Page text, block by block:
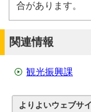
合があります。
関連情報
観光振興課
よりよいウェブサ